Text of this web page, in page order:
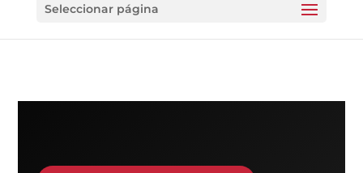
Seleccionar página